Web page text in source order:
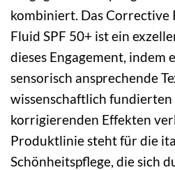
kombiniert. Das Corrective
Fluid SPF 50+ ist ein
dieses Engagement, indem
sensorisch ansprechende
wissenschaftlich fundierten
korrigierenden Effekten
Produktlinie steht für die
Schönheitspflege, die sich